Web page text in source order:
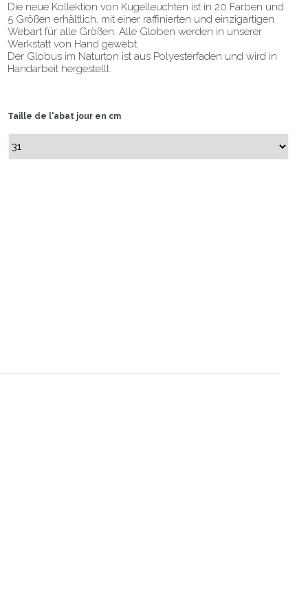
Die neue Kollektion von Kugelleuchten ist in 20 Farben und
5 Größen erhältlich, mit einer raffinierten und einzigartigen
Webart für alle Größen. Alle Globen werden in unserer
Werkstatt von Hand gewebt.
Der Globus im Naturton ist aus Polyesterfaden und wird in
Handarbeit hergestellt.
Taille de l'abat jour en cm